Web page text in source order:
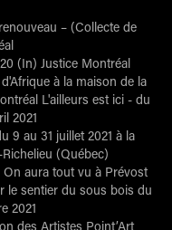
– (Collecte de
(In) Justice Montréal
à la maison de la
L'ailleurs est ici - du
2021
9 au 31 juillet 2021 à la
(Québec)
aura tout vu à Prévost
le sentier du sous bois du
2021
des Artistes Point’Art